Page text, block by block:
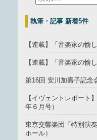
執筆・記事 新着5件
【連載】「音楽家の愉
【連載】「音楽家の愉
第16回 安川加壽子記念
【イヴェントレポート
年６月号）
東京交響楽団「特別演
ホール）